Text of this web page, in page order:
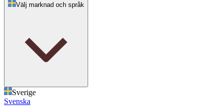
Välj marknad och språk
Sverige
Svenska